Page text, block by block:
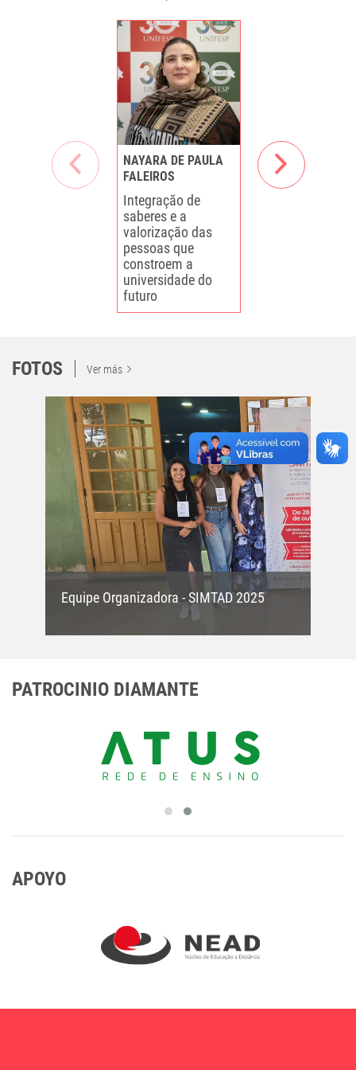
NAYARA DE PAULA
FALEIROS
Integração de
saberes e a
valorização das
pessoas que
constroem a
universidade do
futuro
UBIRAJARA
CESARIO
FOTOS Ver más
Equipe Organizadora - SIMTAD 2025
PATROCINIO DIAMANTE
APOYO